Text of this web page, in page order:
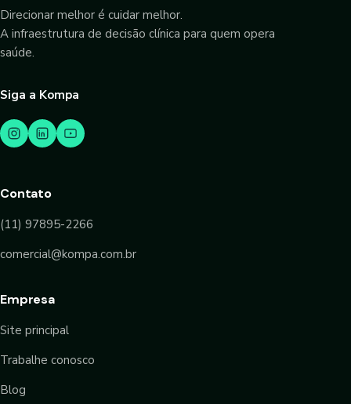
Direcionar melhor é cuidar melhor.
A infraestrutura de decisão clínica para quem opera
saúde.
Siga a Kompa
Contato
(11) 97895-2266
comercial@kompa.com.br
Empresa
Site principal
Trabalhe conosco
Blog